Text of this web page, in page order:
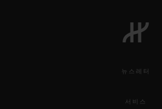
뉴스레터
서비스